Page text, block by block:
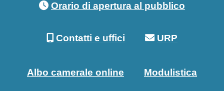
Orario di apertura al pubblico
Contatti e uffici URP
Albo camerale online Modulistica